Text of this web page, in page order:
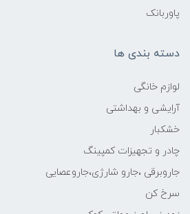
پاوربانک
دسته بندی ها
لوازم خانگی
آرایشی و بهداشتی
خشکبار
چادر و تجهیزات کمپینگ
جاروبرقی ،جارو شارژی،جاروعصایی
سرخ کن